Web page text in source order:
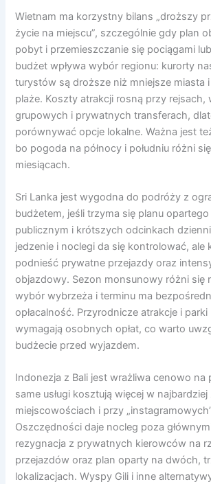
Wietnam ma korzystny bilans „droższy
życie na miejscu”, szczególnie gdy plan
pobyt i przemieszczanie się pociągami
budżet wpływa wybór regionu: kurorty
turystów są droższe niż mniejsze miasta
plaże. Koszty atrakcji rosną przy rejsach,
grupowych i prywatnych transferach,
porównywać opcje lokalne. Ważna jest
bo pogoda na północy i południu różni
miesiącach.
Sri Lanka jest wygodna do podróży z
budżetem, jeśli trzyma się planu
publicznym i krótszych odcinkach
jedzenie i noclegi da się kontrolować, ale
podnieść prywatne przejazdy oraz
objazdowy. Sezon monsunowy różni się
wybór wybrzeża i terminu ma
opłacalność. Przyrodnicze atrakcje i
wymagają osobnych opłat, co warto
budżecie przed wyjazdem.
Indonezja z Bali jest wrażliwa cenowo na
same usługi kosztują więcej w
miejscowościach i przy
Oszczędności daje nocleg poza
rezygnacja z prywatnych kierowców na
przejazdów oraz plan oparty na dwóch,
lokalizacjach. Wyspy Gili i inne